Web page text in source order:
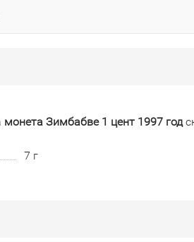
монета Зимбабве 1 цент 1997 год
7 г